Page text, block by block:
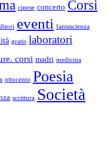
cinese concerto Corsi
eventi fantascienza
gratis laboratori
corsi madri medicina
ottocento Poesia
scrittura Società